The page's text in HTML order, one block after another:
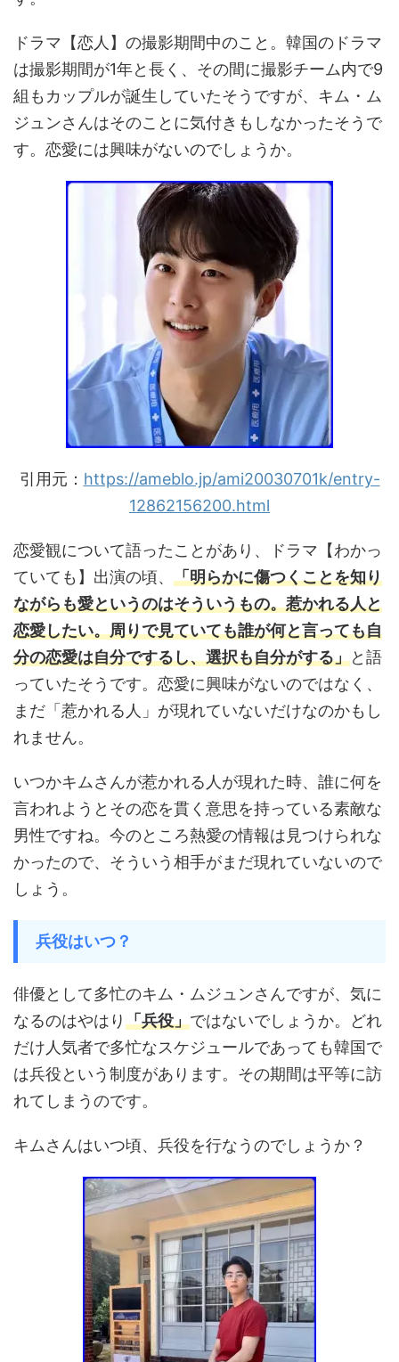
ドラマ【恋人】の撮影期間中のこと。韓国のドラマ
は撮影期間が1年と長く、その間に撮影チーム内で9
組もカップルが誕生していたそうですが、キム・ム
ジュンさんはそのことに気付きもしなかったそうで
す。恋愛には興味がないのでしょうか。
引用元： https://ameblo.jp/ami20030701k/entry-
12862156200.html
恋愛観について語ったことがあり、ドラマ【わかっ
ていても】出演の頃、 「明らかに傷つくことを知り
ながらも愛というのはそういうもの。惹かれる人と
恋愛したい。周りで見ていても誰が何と言っても自
分の恋愛は自分でするし、選択も自分がする」と語
っていたそうです。恋愛に興味がないのではなく、
まだ「惹かれる人」が現れていないだけなのかもし
れません。
いつかキムさんが惹かれる人が現れた時、誰に何を
言われようとその恋を貫く意思を持っている素敵な
男性ですね。今のところ熱愛の情報は見つけられな
かったので、そういう相手がまだ現れていないので
しょう。
兵役はいつ？
俳優として多忙のキム・ムジュンさんですが、気に
なるのはやはり「兵役」ではないでしょうか。どれ
だけ人気者で多忙なスケジュールであっても韓国で
は兵役という制度があります。その期間は平等に訪
れてしまうのです。
キムさんはいつ頃、兵役を行なうのでしょうか？